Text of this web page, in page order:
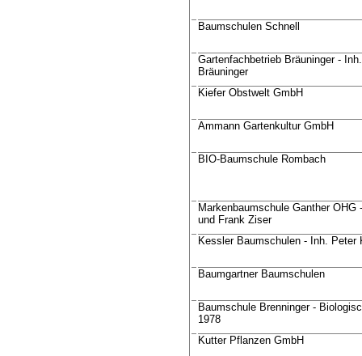
Baumschulen Schnell
Gartenfachbetrieb Bräuninger -
Bräuninger
Kiefer Obstwelt GmbH
Ammann Gartenkultur GmbH
BIO-Baumschule Rombach
Markenbaumschule Ganther OHG
und Frank Ziser
Kessler Baumschulen - Inh. Peter
Baumgartner Baumschulen
Baumschule Brenninger -
1978
Kutter Pflanzen GmbH